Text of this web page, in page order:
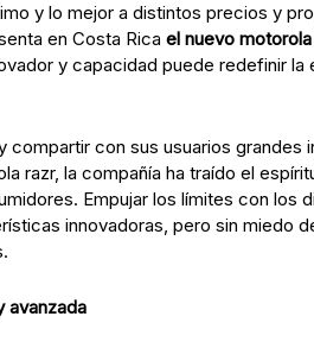
y lo mejor a distintos precios y
en Costa Rica el nuevo
y capacidad puede redefinir la
con sus usuarios grandes
razr, la compañía ha traído el
Empujar los límites con los
innovadoras, pero sin miedo
avanzada